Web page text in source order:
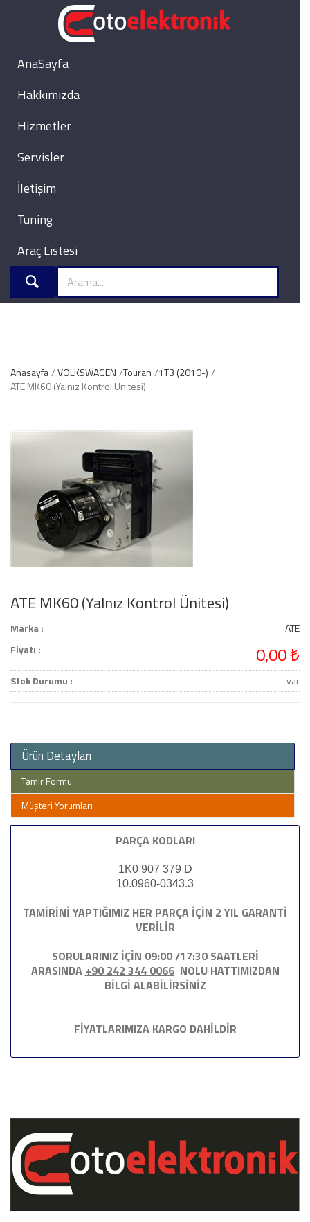
AnaSayfa
Hakkımızda
Hizmetler
Servisler
İletişim
Tuning
Araç Listesi
Anasayfa VOLKSWAGEN Touran 1T3 (2010-)
ATE MK60 (Yalnız Kontrol Ünitesi)
ATE MK60 (Yalnız Kontrol Ünitesi)
Marka :
ATE
Fiyatı :
0,00 ₺
Stok Durumu : var
Ürün Detayları
Tamir Formu
Müşteri Yorumları
PARÇA KODLARI
1K0 907 379 D
10.0960-0343.3
TAMİRİNİ YAPTIĞIMIZ HER PARÇA İÇİN 2 YIL GARANTİ
VERİLİR
SORULARINIZ İÇİN 09:00 /17:30 SAATLERİ
ARASINDA +90 242 344 0066NOLU HATTIMIZDAN
BİLGİ ALABİLİRSİNİZ
FİYATLARIMIZA KARGO DAHİLDİR